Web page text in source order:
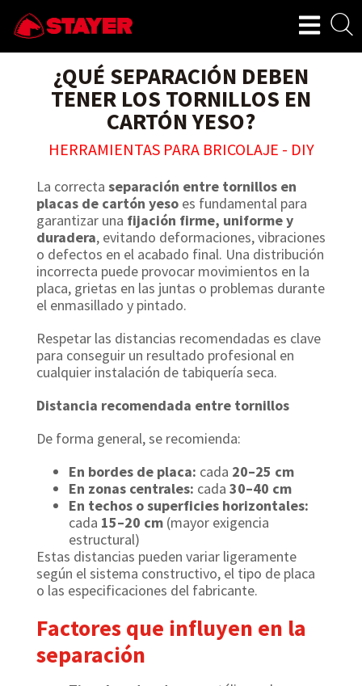
¿QUÉ SEPARACIÓN DEBEN
TENER LOS TORNILLOS EN
CARTÓN YESO?
HERRAMIENTAS PARA BRICOLAJE - DIY
La correcta separación entre tornillos en
placas de cartón yeso es fundamental para
garantizar una fijación firme, uniforme y
duradera, evitando deformaciones, vibraciones
o defectos en el acabado final. Una distribución
incorrecta puede provocar movimientos en la
placa, grietas en las juntas o problemas durante
el enmasillado y pintado.
Respetar las distancias recomendadas es clave
para conseguir un resultado profesional en
cualquier instalación de tabiquería seca.
Distancia recomendada entre tornillos
De forma general, se recomienda:
En bordes de placa: cada 20–25 cm
En zonas centrales: cada 30–40 cm
En techos o superficies horizontales:
cada 15–20 cm (mayor exigencia
estructural)
Estas distancias pueden variar ligeramente
según el sistema constructivo, el tipo de placa
o las especificaciones del fabricante.
Factores que influyen en la
separación